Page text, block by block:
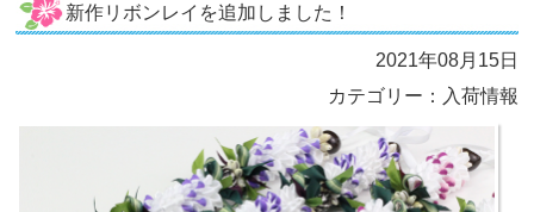
新作リボンレイを追加しました！
2021年08月15日
カテゴリー：入荷情報